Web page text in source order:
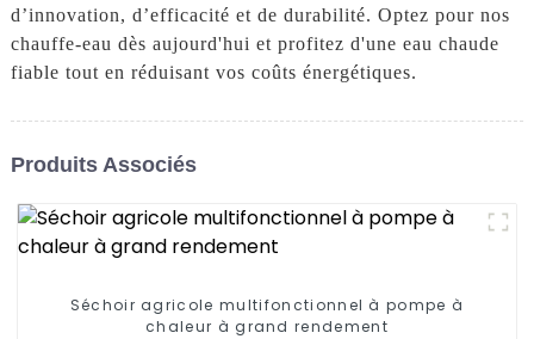
d’innovation, d’efficacité et de durabilité. Optez pour nos
chauffe-eau dès aujourd'hui et profitez d'une eau chaude
fiable tout en réduisant vos coûts énergétiques.
Produits Associés
Séchoir agricole multifonctionnel à pompe à
chaleur à grand rendement